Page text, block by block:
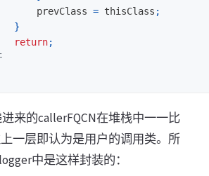
prevClass = thisClass ;
}
return;
来的callerFQCN在堆栈中一一比
一层即认为是用户的调用类。所
中是这样封装的：